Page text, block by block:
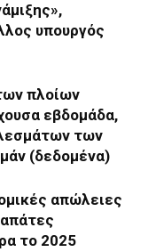
υπουργός
πλοίων
εβδομάδα,
των
(δεδομένα)
απώλειες
το 2025